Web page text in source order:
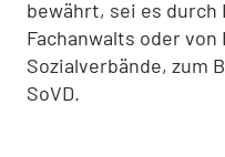
bewährt, sei es durch
Fachanwalts oder
Sozialverbände, zum
SoVD.